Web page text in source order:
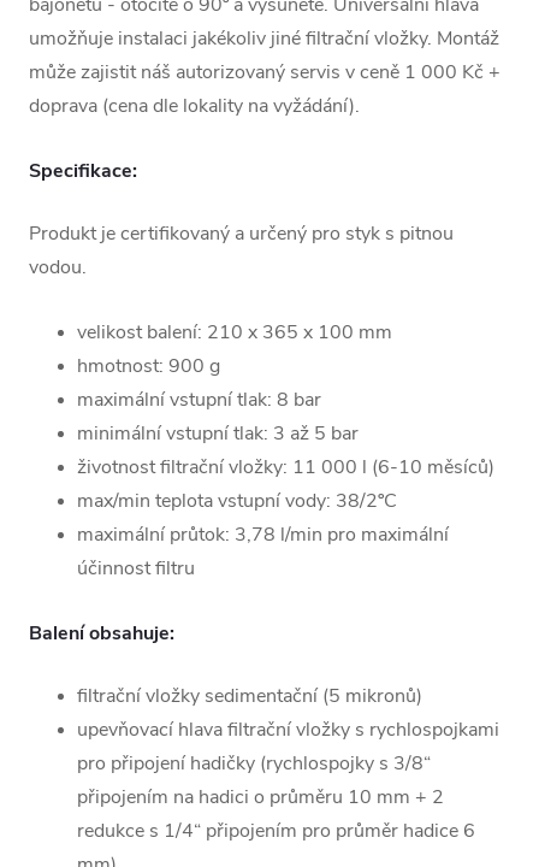
umožňuje instalaci jakékoliv jiné filtrační vložky. Montáž
může zajistit náš autorizovaný servis v ceně 1 000 Kč +
doprava (cena dle lokality na vyžádání).
Specifikace:
Produkt je certifikovaný a určený pro styk s pitnou
vodou.
velikost balení: 210 x 365 x 100 mm
hmotnost: 900 g
maximální vstupní tlak: 8 bar
minimální vstupní tlak: 3 až 5 bar
životnost filtrační vložky: 11 000 l (6-10 měsíců)
max/min teplota vstupní vody: 38/2ºC
maximální průtok: 3,78 l/min pro maximální
účinnost filtru
Balení obsahuje:
filtrační vložky sedimentační (5 mikronů)
upevňovací hlava filtrační vložky s rychlospojkami
pro připojení hadičky (rychlospojky s 3/8“
připojením na hadici o průměru 10 mm + 2
redukce s 1/4“ připojením pro průměr hadice 6